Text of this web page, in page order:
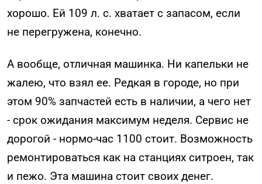
хорошо. Ей 109 л. с. хватает с запасом, если
не перегружена, конечно.
А вообще, отличная машинка. Ни капельки не
жалею, что взял ее. Редкая в городе, но при
этом 90% запчастей есть в наличии, а чего нет
- срок ожидания максимум неделя. Сервис не
дорогой - нормо-час 1100 стоит. Возможность
ремонтироваться как на станциях ситроен, так
и пежо. Эта машина стоит своих денег.